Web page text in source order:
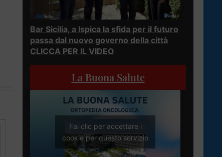
Bar Sicilia, a Ispica la sfida per il futuro
passa dal nuovo governo della città
CLICCA PER IL VIDEO
La Buona Salute
Fai clic per accettare i
cookie per questo servizio